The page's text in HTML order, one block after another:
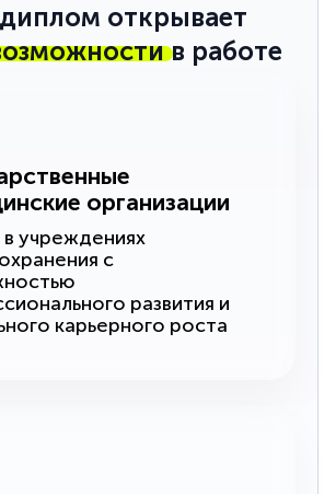
открывает
в работе
организации
учреждениях
с
развития и
карьерного роста